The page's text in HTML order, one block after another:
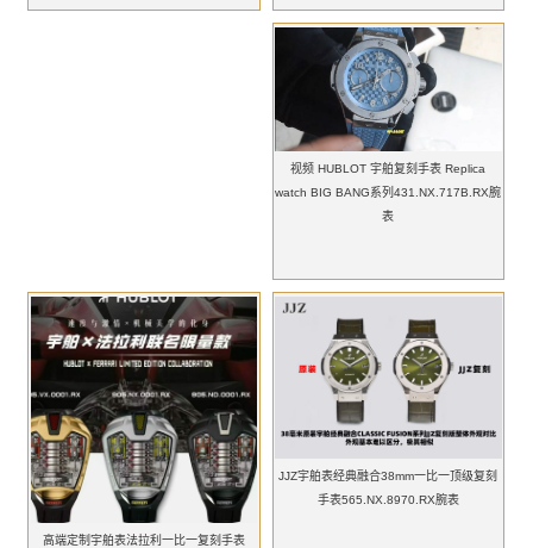
视频 HUBLOT 宇舶复刻手表 Replica
watch BIG BANG系列431.NX.717B.RX腕
表
高端定制宇舶表法拉利一比一复刻手表
JJZ宇舶表经典融合38mm一比一顶级复刻
手表565.NX.8970.RX腕表